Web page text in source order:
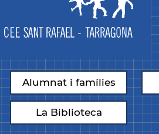
Alumnat i famílies
La Biblioteca